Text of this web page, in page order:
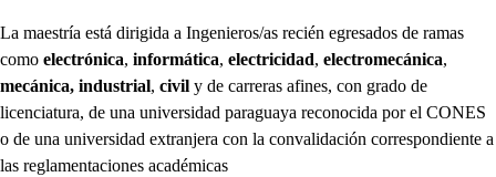
La maestría está dirigida a Ingenieros/as recién egresados de ramas
como electrónica, informática, electricidad, electromecánica,
mecánica, industrial, civil y de carreras afines, con grado de
licenciatura, de una universidad paraguaya reconocida por el CONES
o de una universidad extranjera con la convalidación correspondiente a
las reglamentaciones académicas